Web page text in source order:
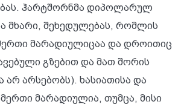
ჰარტშორნმა დიპოლარულ
მხარი, შეხედულებას, რომლის
მარადიულიცაა და დროითიც
გზებით და მათ შორის
არ არსებობს). ხასიათისა და
მარადიულია, თუმცა, მისი